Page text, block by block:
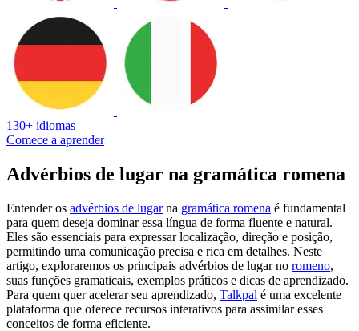
130+ idiomas
Comece a aprender
Advérbios de lugar na gramática romena
Entender os advérbios de lugarna gramática romena é fundamental
para quem deseja dominar essa língua de forma fluente e natural.
Eles são essenciais para expressar localização, direção e posição,
permitindo uma comunicação precisa e rica em detalhes. Neste
artigo, exploraremos os principais advérbios de lugar no romeno,
suas funções gramaticais, exemplos práticos e dicas de aprendizado.
Para quem quer acelerar seu aprendizado, Talkpal é uma excelente
plataforma que oferece recursos interativos para assimilar esses
conceitos de forma eficiente.